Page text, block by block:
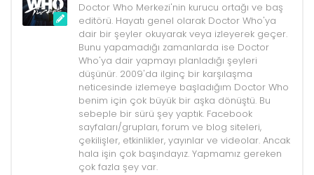
Doctor Who Merkezi'nin kurucu ortağı ve baş
editörü. Hayatı genel olarak Doctor Who'ya
dair bir şeyler okuyarak veya izleyerek geçer.
Bunu yapamadığı zamanlarda ise Doctor
Who'ya dair yapmayı planladığı şeyleri
düşünür. 2009'da ilginç bir karşılaşma
neticesinde izlemeye başladığım Doctor Who
benim için çok büyük bir aşka dönüştü. Bu
sebeple bir sürü şey yaptık. Facebook
sayfaları/grupları, forum ve blog siteleri,
çekilişler, etkinlikler, yayınlar ve videolar. Ancak
hala işin çok başındayız. Yapmamız gereken
çok fazla şey var.